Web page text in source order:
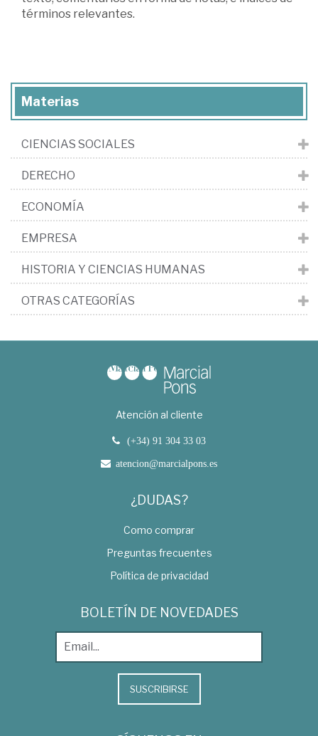
términos relevantes.
Materias
CIENCIAS SOCIALES
DERECHO
ECONOMÍA
EMPRESA
HISTORIA Y CIENCIAS HUMANAS
OTRAS CATEGORÍAS
Atención al cliente
(+34) 91 304 33 03
atencion@marcialpons.es
¿DUDAS?
Como comprar
Preguntas frecuentes
Política de privacidad
BOLETÍN DE NOVEDADES
SUSCRIBIRSE